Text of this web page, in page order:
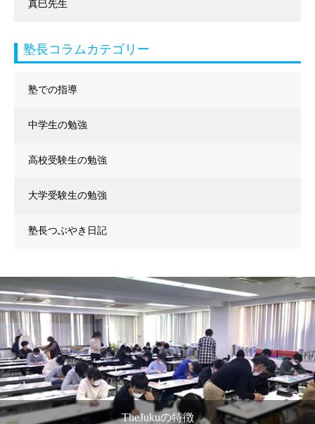
真巳先生
塾長コラムカテゴリー
塾での指導
中学生の勉強
高校受験生の勉強
大学受験生の勉強
塾長つぶやき日記
TheJukuの特徴